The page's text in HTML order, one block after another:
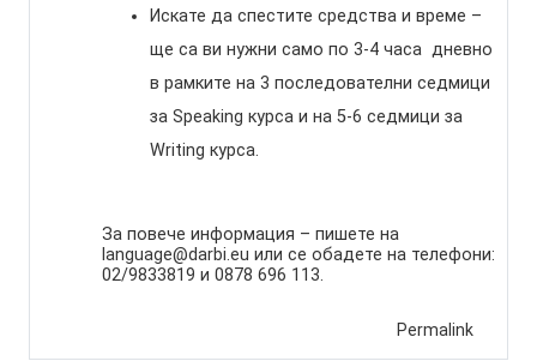
Искате да спестите средства и време –
ще са ви нужни само по 3-4 часа дневно
в рамките на 3 последователни седмици
за Speaking курса и на 5-6 седмици за
Writing курса.
За повече информация – пишете на
language@darbi.eu или се обадете на телефони:
02/9833819 и 0878 696 113.
Permalink